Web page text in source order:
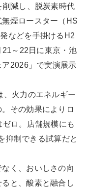
削減し、脱炭素時代
煙ロースター（HS
などを手掛けるH2
～22日に東京・池
2026」で実演展示
、火力のエネルギー
その効果によりロ
ロ。店舗規模にも
抑制できる試算だと
く、おいしさの向
ると、酸素と融合し